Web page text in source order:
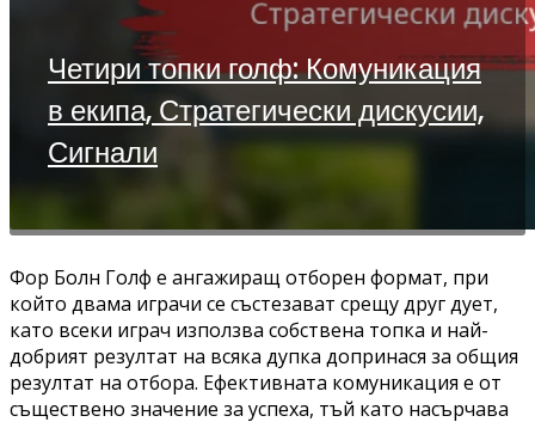
Четири топки голф: Комуникация
в екипа, Стратегически дискусии,
Сигнали
Фор Болн Голф е ангажиращ отборен формат, при
който двама играчи се състезават срещу друг дует,
като всеки играч използва собствена топка и най-
добрият резултат на всяка дупка допринася за общия
резултат на отбора. Ефективната комуникация е от
съществено значение за успеха, тъй като насърчава